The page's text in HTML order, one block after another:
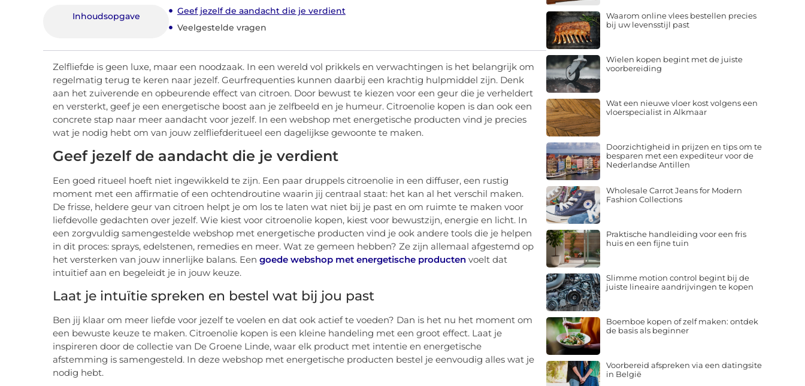
Inhoudsopgave
Geef jezelf de aandacht die je verdient
Veelgestelde vragen
Zelfliefde is geen luxe, maar een noodzaak. In een wereld vol prikkels en verwachtingen is het belangrijk om
regelmatig terug te keren naar jezelf. Geurfrequenties kunnen daarbij een krachtig hulpmiddel zijn. Denk
aan het zuiverende en opbeurende effect van citroen. Door bewust te kiezen voor een geur die je verheldert
en versterkt, geef je een energetische boost aan je zelfbeeld en je humeur. Citroenolie kopen is dan ook een
concrete stap naar meer aandacht voor jezelf. In een webshop met energetische producten vind je precies
wat je nodig hebt om van jouw zelfliefderitueel een dagelijkse gewoonte te maken.
Geef jezelf de aandacht die je verdient
Een goed ritueel hoeft niet ingewikkeld te zijn. Een paar druppels citroenolie in een diffuser, een rustig
moment met een affirmatie of een ochtendroutine waarin jij centraal staat: het kan al het verschil maken.
De frisse, heldere geur van citroen helpt je om los te laten wat niet bij je past en om ruimte te maken voor
liefdevolle gedachten over jezelf. Wie kiest voor citroenolie kopen, kiest voor bewustzijn, energie en licht. In
een zorgvuldig samengestelde webshop met energetische producten vind je ook andere tools die je helpen
in dit proces: sprays, edelstenen, remedies en meer. Wat ze gemeen hebben? Ze zijn allemaal afgestemd op
het versterken van jouw innerlijke balans. Een goede webshop met energetische producten voelt dat
intuïtief aan en begeleidt je in jouw keuze.
Laat je intuïtie spreken en bestel wat bij jou past
Ben jij klaar om meer liefde voor jezelf te voelen en dat ook actief te voeden? Dan is het nu het moment om
een bewuste keuze te maken. Citroenolie kopen is een kleine handeling met een groot effect. Laat je
inspireren door de collectie van De Groene Linde, waar elk product met intentie en energetische
afstemming is samengesteld. In deze webshop met energetische producten bestel je eenvoudig alles wat je
nodig hebt.
Waarom online vlees bestellen precies
bij uw levensstijl past
Wielen kopen begint met de juiste
voorbereiding
Wat een nieuwe vloer kost volgens een
vloerspecialist in Alkmaar
Doorzichtigheid in prijzen en tips om te
besparen met een expediteur voor de
Nederlandse Antillen
Wholesale Carrot Jeans for Modern
Fashion Collections
Praktische handleiding voor een fris
huis en een fijne tuin
Slimme motion control begint bij de
juiste lineaire aandrijvingen te kopen
Boemboe kopen of zelf maken: ontdek
de basis als beginner
Voorbereid afspreken via een datingsite
in België